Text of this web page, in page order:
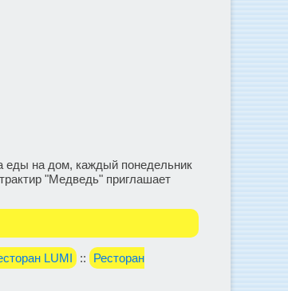
еды на дом, каждый понедельник
"Медведь" приглашает
LUMI ::
Ресторан